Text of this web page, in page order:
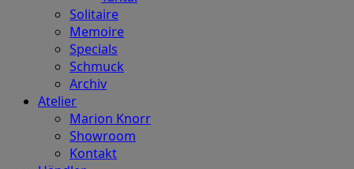
Solitaire
Memoire
Specials
Schmuck
Archiv
Atelier
Marion Knorr
Showroom
Kontakt